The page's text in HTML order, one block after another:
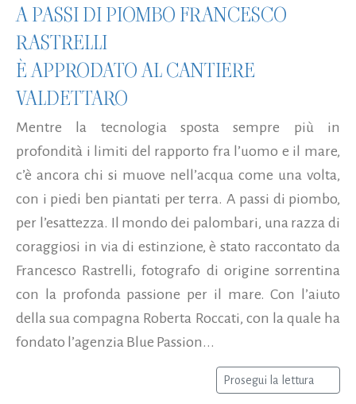
A PASSI DI PIOMBO FRANCESCO
RASTRELLI
È APPRODATO AL CANTIERE
VALDETTARO
Mentre la tecnologia sposta sempre più in
profondità i limiti del rapporto fra l’uomo e il mare,
c’è ancora chi si muove nell’acqua come una volta,
con i piedi ben piantati per terra. A passi di piombo,
per l’esattezza. Il mondo dei palombari, una razza di
coraggiosi in via di estinzione, è stato raccontato da
Francesco Rastrelli, fotografo di origine sorrentina
con la profonda passione per il mare. Con l’aiuto
della sua compagna Roberta Roccati, con la quale ha
fondato l’agenzia Blue Passion...
Prosegui la lettura